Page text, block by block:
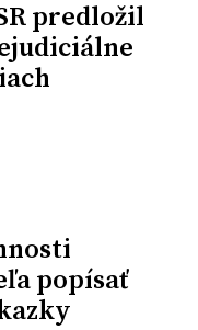
predložil
popísať